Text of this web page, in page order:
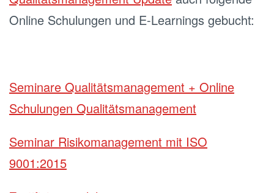
Online Schulungen und E-Learnings gebucht:
Seminare Qualitätsmanagement + Online
Schulungen Qualitätsmanagement
Seminar Risikomanagement mit ISO
9001:2015